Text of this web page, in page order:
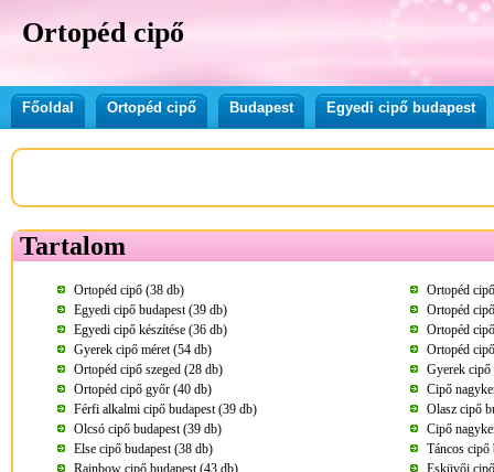
Ortopéd cipő
Főoldal Ortopéd cipő Budapest Egyedi cipő budapest
Tartalom
Ortopéd cipő (38 db)
Ortopéd
Egyedi cipő budapest (39 db)
Ortopéd
Egyedi cipő készítése (36 db)
Ortopéd
Gyerek cipő méret (54 db)
Ortopéd
Ortopéd cipő szeged (28 db)
Gyerek cipő
Ortopéd cipő győr (40 db)
Cipő
Férfi alkalmi cipő budapest (39 db)
Olasz cipő
Olcsó cipő budapest (39 db)
Cipő
Else cipő budapest (38 db)
Táncos cipő
Rainbow cipő budapest (43 db)
Esküvői